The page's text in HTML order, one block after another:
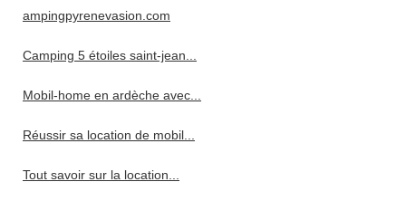
ampingpyrenevasion.com
Camping 5 étoiles saint-jean...
Mobil-home en ardèche avec...
Réussir sa location de mobil...
Tout savoir sur la location...